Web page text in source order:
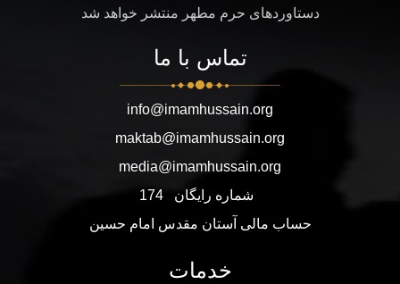
دستاوردهای حرم مطهر منتشر خواهد شد
تماس با ما
info@imamhussain.org
maktab@imamhussain.org
media@imamhussain.org
شماره رایگان
174
حساب مالی آستان مقدس امام حسین
خدمات